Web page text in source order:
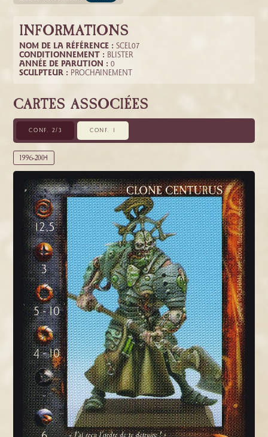
INFORMATIONS
NOM DE LA RÉFÉRENCE : SCEL07
CONDITIONNEMENT : BLISTER
ANNÉE DE PARUTION : 0
SCULPTEUR : PROCHAINEMENT
CARTES ASSOCIÉES
CONF. 2/3 CONF. 1
1996-2004